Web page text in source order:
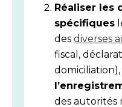
Réaliser les
spécifiques
des diverses
fiscal,
des autorités